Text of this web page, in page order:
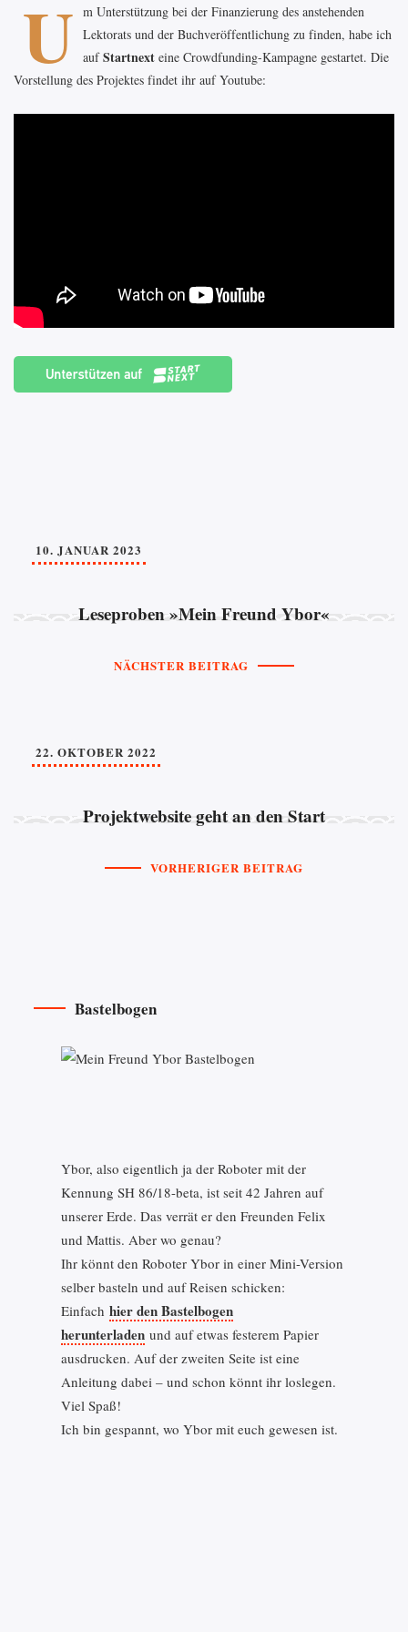
U m Unterstützung bei der Finanzierung des anstehenden
Lektorats und der Buchveröffentlichung zu finden, habe ich
aufStartnext eine Crowdfunding-Kampagne gestartet. Die
Vorstellung des Projektes findet ihr auf Youtube:
Leseproben »Mein Freund Ybor«
10. JANUAR 2023
NÄCHSTER BEITRAG
Projektwebsite geht an den Start
22. OKTOBER 2022
VORHERIGER BEITRAG
Bastelbogen
Ybor, also eigentlich ja der Roboter mit der
Kennung SH 86/18-beta, ist seit 42 Jahren auf
unserer Erde. Das verrät er den Freunden Felix
und Mattis. Aber wo genau?
Ihr könnt den Roboter Ybor in einer Mini-Version
selber basteln und auf Reisen schicken:
Einfachhier den Bastelbogen
herunterladen und auf etwas festerem Papier
ausdrucken. Auf der zweiten Seite ist eine
Anleitung dabei – und schon könnt ihr loslegen.
Viel Spaß!
Ich bin gespannt, wo Ybor mit euch gewesen ist.